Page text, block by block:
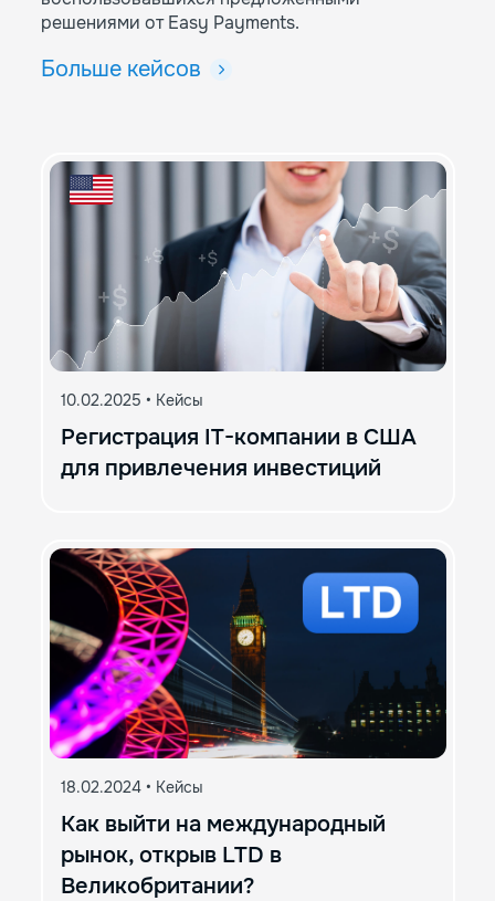
решениями от Easy Payments.
Больше кейсов
10.02.2025 • Кейсы
Регистрация IT-компании в США
для привлечения инвестиций
18.02.2024 • Кейсы
Как выйти на международный
рынок, открыв LTD в
Великобритании?